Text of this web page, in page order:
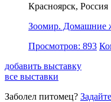
Красноярск, Россия
Зоомир. Домашние
Просмотров: 893
добавить выставку
все выставки
Заболел питомец?